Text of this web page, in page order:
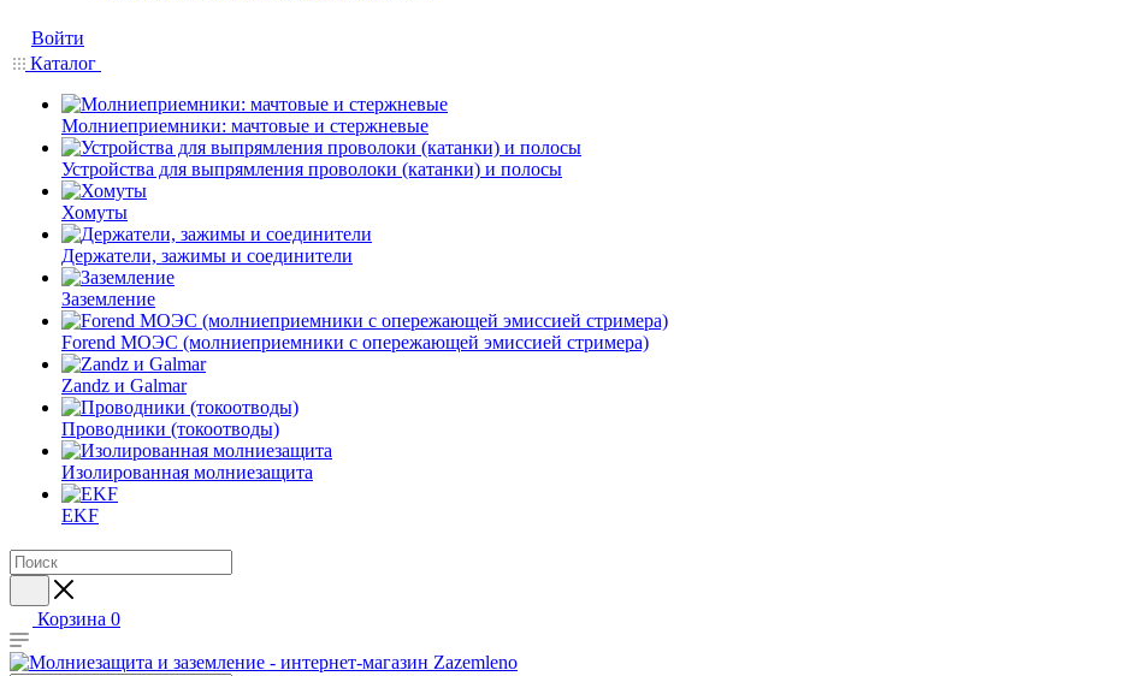
Войти
Каталог
Молниеприемники: мачтовые и стержневые
Устройства для выпрямления проволоки (катанки) и полосы
Хомуты
Держатели, зажимы и соединители
Заземление
Forend МОЭС (молниеприемники с опережающей эмиссией стримера)
Zandz и Galmar
Проводники (токоотводы)
Изолированная молниезащита
EKF
Корзина 0